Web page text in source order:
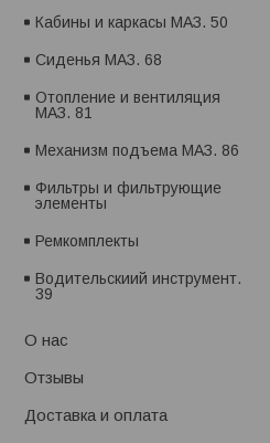
Кабины и каркасы МАЗ. 50
Сиденья МАЗ. 68
Отопление и вентиляция
МАЗ. 81
Механизм подъема МАЗ. 86
Фильтры и фильтрующие
элементы
Ремкомплекты
Водительскиий инструмент.
39
О нас
Отзывы
Доставка и оплата